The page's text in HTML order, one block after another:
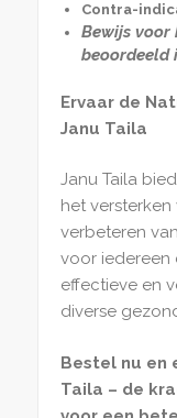
Contra-
Bewijs voor
beoordeeld
Ervaar de
Janu Taila
Janu Taila
het
verbeteren
voor iedereen
effectieve en
diverse
Bestel nu en
Taila – de